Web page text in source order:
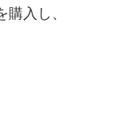
入し、